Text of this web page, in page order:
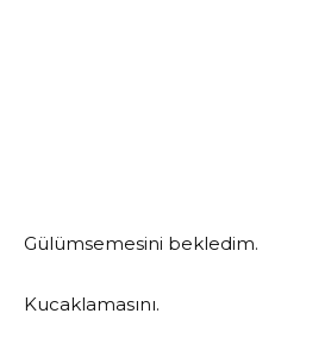
Gülümsemesini bekledim.
Kucaklamasını.